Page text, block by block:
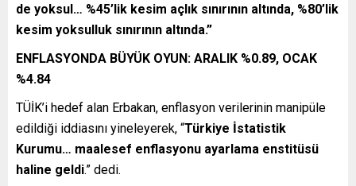
de yoksul… %45’lik kesim açlık sınırının altında, %80’lik
kesim yoksulluk sınırının altında.”
ENFLASYONDA BÜYÜK OYUN: ARALIK %0.89, OCAK
%4.84
TÜİK’i hedef alan Erbakan, enflasyon verilerinin manipüle
edildiği iddiasını yineleyerek, “Türkiye İstatistik
Kurumu… maalesef enflasyonu ayarlama enstitüsü
haline geldi.” dedi.